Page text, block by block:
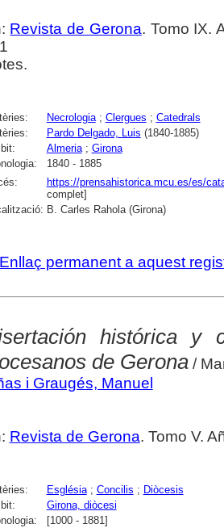
Revista de Gerona. Tomo IX.
Necrologia; Clergues ; Catedrals
Pardo Delgado, Luis (1840-1885)
Almeria; Girona
1840 - 1885
https://prensahistorica.mcu.es/es/
complet]
B. Carles Rahola (Girona)
Enllaç permanent a aquest
histórica y
de Gerona/
i Graugés, Manuel
Revista de Gerona. Tomo V.
Església; Concilis ; Diòcesis
Girona, diòcesi
[1000 - 1881]